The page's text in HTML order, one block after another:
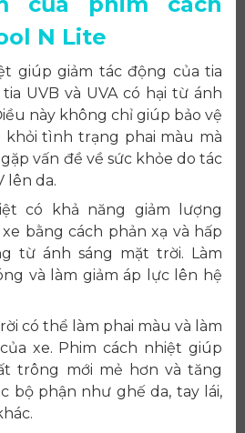
N Lite
giúp giảm tác động của tia
UVB và UVA có hại từ ánh
này không chỉ giúp bảo vệ
khỏi tình trạng phai màu mà
vấn đề về sức khỏe do tác
lên da.
có khả năng giảm lượng
bằng cách phản xạ và hấp
từ ánh sáng mặt trời. Làm
và làm giảm áp lực lên hệ
có thể làm phai màu và làm
xe. Phim cách nhiệt giúp
trông mới mẻ hơn và tăng
bộ phận như ghế da, tay lái,